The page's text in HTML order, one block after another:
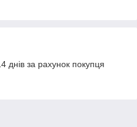
днів за рахунок покупця